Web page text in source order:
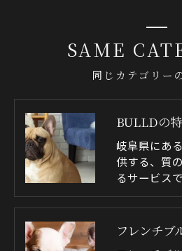
同じカテゴリー
SAME
BULLDの
岐阜県にあ
供する、質
るサービス
フレンチブ